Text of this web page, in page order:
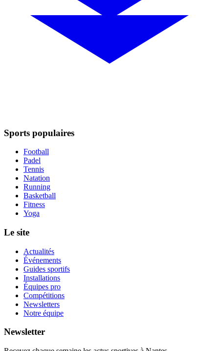
Sports populaires
Football
Padel
Tennis
Natation
Running
Basketball
Fitness
Yoga
Le site
Actualités
Événements
Guides sportifs
Installations
Équipes pro
Compétitions
Newsletters
Notre équipe
Newsletter